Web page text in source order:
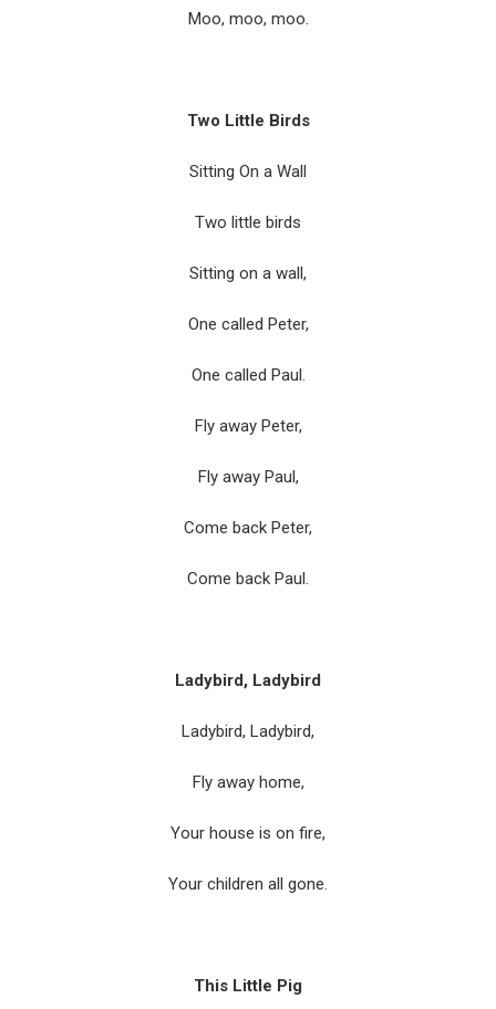
Moo, moo, moo.
Two Little Birds
Sitting On a Wall
Two little birds
Sitting on a wall,
One called Peter,
One called Paul.
Fly away Peter,
Fly away Paul,
Come back Peter,
Come back Paul.
Ladybird, Ladybird
Ladybird, Ladybird,
Fly away home,
Your house is on fire,
Your children all gone.
This Little Pig